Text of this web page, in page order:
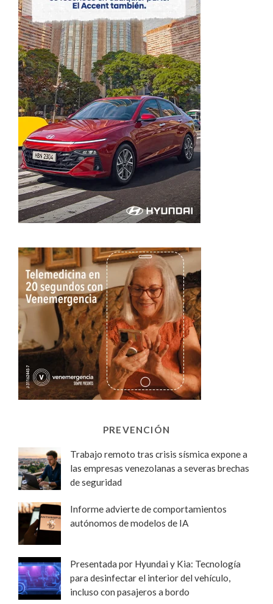
PREVENCIÓN
Trabajo remoto tras crisis sísmica expone a
las empresas venezolanas a severas brechas
de seguridad
Informe advierte de comportamientos
autónomos de modelos de IA
Presentada por Hyundai y Kia: Tecnología
para desinfectar el interior del vehículo,
incluso con pasajeros a bordo